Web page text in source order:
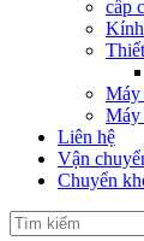
cấp
Máy
Máy
Liên hệ
Vận
Chuyển